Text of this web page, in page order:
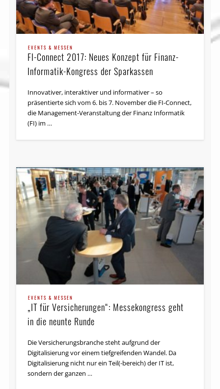
EVENTS & MESSEN
FI-Connect 2017: Neues Konzept für Finanz-
Informatik-Kongress der Sparkassen
Innovativer, interaktiver und informativer – so
präsentierte sich vom 6. bis 7. November die FI-Connect,
die Management-Veranstaltung der Finanz Informatik
(FI) im …
EVENTS & MESSEN
„IT für Versicherungen“: Messekongress geht
in die neunte Runde
Die Versicherungsbranche steht aufgrund der
Digitalisierung vor einem tiefgreifenden Wandel. Da
Digitalisierung nicht nur ein Teil(-bereich) der IT ist,
sondern der ganzen …